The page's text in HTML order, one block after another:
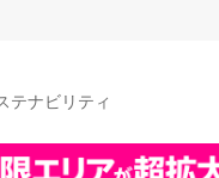
テナビリティ